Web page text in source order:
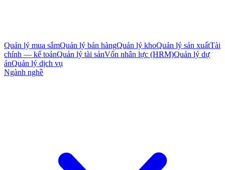
Quản lý mua sắmQuản lý bán hàngQuản lý khoQuản lý sản xuấtTài
chính — kế toánQuản lý tài sảnVốn nhân lực (HRM)Quản lý dự
ánQuản lý dịch vụ
Ngành nghề